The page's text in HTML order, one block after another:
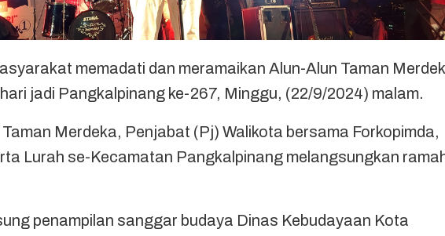
memadati dan meramaikan Alun-Alun Taman
jadi Pangkalpinang ke-267, Minggu, (22/9/2024) malam.
Merdeka, Penjabat (Pj) Walikota bersama Forkopimda,
Lurah se-Kecamatan Pangkalpinang melangsungkan
penampilan sanggar budaya Dinas Kebudayaan Kota